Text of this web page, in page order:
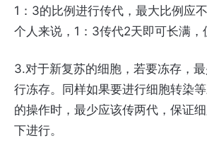
1：3的比例进行传代，最大比例应
个人来说，1：3传代2天即可长满，
3.对于新复苏的细胞，若要冻存，
行冻存。同样如果要进行细胞转染
的操作时，最少应该传两代，保证
下进行。